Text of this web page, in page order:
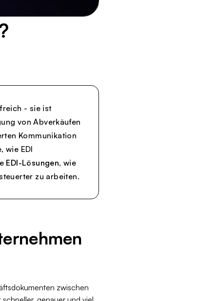
- sie ist
von Abverkäufen
Kommunikation
wie EDI
EDI-Lösungen, wie
zu arbeiten.
zwischen